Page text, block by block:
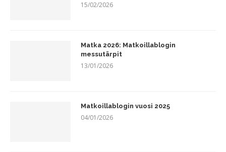
15/02/2026
Matka 2026: Matkoillablogin
messutärpit
13/01/2026
Matkoillablogin vuosi 2025
04/01/2026